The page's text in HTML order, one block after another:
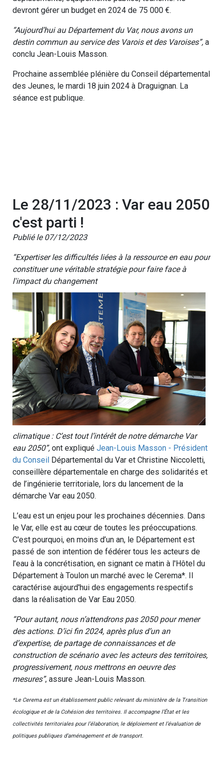
devront gérer un budget en 2024 de 75 000 €.
“Aujourd’hui au Département du Var, nous avons un
destin commun au service des Varois et des Varoises”, a
conclu Jean-Louis Masson.
Prochaine assemblée plénière du Conseil départemental
des Jeunes, le mardi 18 juin 2024 à Draguignan. La
séance est publique.
Le 28/11/2023 : Var eau 2050
c'est parti !
Publié le 07/12/2023
“Expertiser les difficultés liées à la ressource en eau pour
constituer une véritable stratégie pour faire face à
l'impact du changement
climatique : C’est tout l’intérêt de notre démarche Var
eau 2050”, ont expliqué Jean-Louis Masson - Président
du Conseil Départemental du Var et Christine Niccoletti,
conseillère départementale en charge des solidarités et
de l’ingénierie territoriale, lors du lancement de la
démarche Var eau 2050.
L’eau est un enjeu pour les prochaines décennies. Dans
le Var, elle est au cœur de toutes les préoccupations.
C'est pourquoi, en moins d’un an, le Département est
passé de son intention de fédérer tous les acteurs de
l’eau à la concrétisation, en signant ce matin à l'Hôtel du
Département à Toulon un marché avec le Cerema*. Il
caractérise aujourd'hui des engagements respectifs
dans la réalisation de Var Eau 2050.
“Pour autant, nous n’attendrons pas 2050 pour mener
des actions. D’ici fin 2024, après plus d’un an
d’expertise, de partage de connaissances et de
construction de scénario avec les acteurs des territoires,
progressivement, nous mettrons en oeuvre des
mesures”, assure Jean-Louis Masson.
*Le Cerema est un établissement public relevant du ministère de la Transition
écologique et de la Cohésion des territoires. Il accompagne l’État et les
collectivités territoriales pour l’élaboration, le déploiement et l’évaluation de
politiques publiques d’aménagement et de transport.